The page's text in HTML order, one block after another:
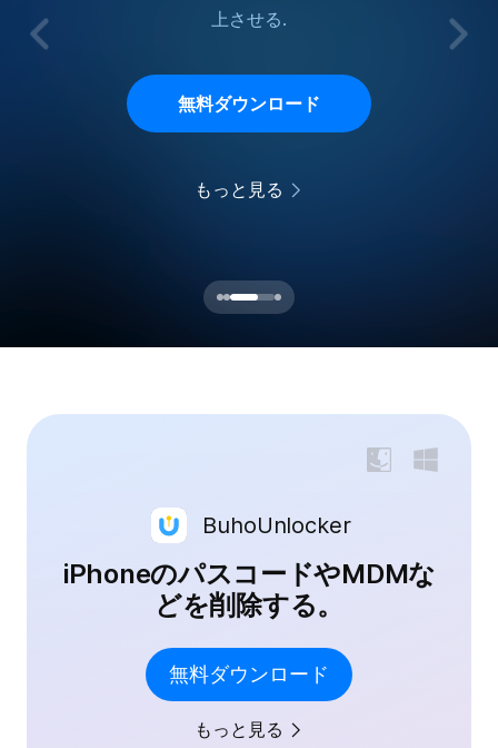
返金について
る.
無料ダウンロード
もっと見る
グループ化！
無料ダウンロード
もっと見る
る.
無料ダウンロード
もっと見る
上させる.
無料ダウンロード
もっと見る
る.
無料ダウンロード
もっと見る
グループ化！
無料ダウンロード
もっと見る
BuhoUnlocker
iPhoneのパスコードやMDMな
どを削除する。
無料ダウンロード
もっと見る